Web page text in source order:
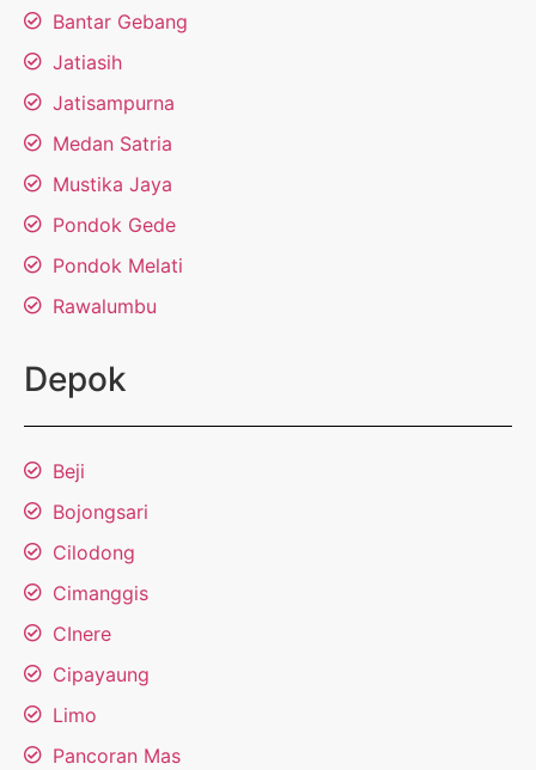
Bantar Gebang
Jatiasih
Jatisampurna
Medan Satria
Mustika Jaya
Pondok Gede
Pondok Melati
Rawalumbu
Depok
Beji
Bojongsari
Cilodong
Cimanggis
CInere
Cipayaung
Limo
Pancoran Mas